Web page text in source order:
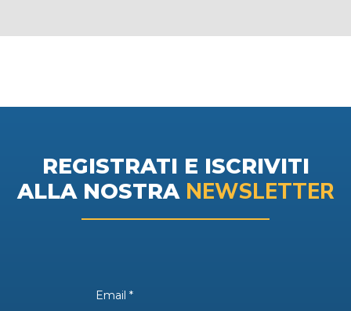
REGISTRATI E ISCRIVITI
ALLA NOSTRA NEWSLETTER